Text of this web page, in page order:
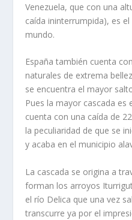
Venezuela, que con una
caída ininterrumpida), es
mundo.
España también cuenta
naturales de extrema
se encuentra el mayor
Pues la mayor cascada es
cuenta con una caída de
la peculiaridad de que se
y acaba en el municipio
La cascada se origina a
forman los arroyos
el río Delica que una vez
transcurre ya por el